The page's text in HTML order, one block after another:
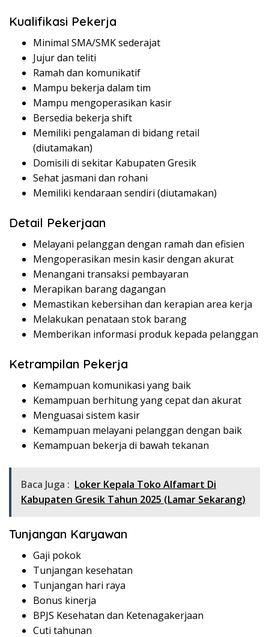
Kualifikasi Pekerja
Minimal SMA/SMK sederajat
Jujur dan teliti
Ramah dan komunikatif
Mampu bekerja dalam tim
Mampu mengoperasikan kasir
Bersedia bekerja shift
Memiliki pengalaman di bidang retail
(diutamakan)
Domisili di sekitar Kabupaten Gresik
Sehat jasmani dan rohani
Memiliki kendaraan sendiri (diutamakan)
Detail Pekerjaan
Melayani pelanggan dengan ramah dan efisien
Mengoperasikan mesin kasir dengan akurat
Menangani transaksi pembayaran
Merapikan barang dagangan
Memastikan kebersihan dan kerapian area kerja
Melakukan penataan stok barang
Memberikan informasi produk kepada pelanggan
Ketrampilan Pekerja
Kemampuan komunikasi yang baik
Kemampuan berhitung yang cepat dan akurat
Menguasai sistem kasir
Kemampuan melayani pelanggan dengan baik
Kemampuan bekerja di bawah tekanan
Baca Juga : Loker Kepala Toko Alfamart Di
Kabupaten Gresik Tahun 2025 (Lamar Sekarang)
Tunjangan Karyawan
Gaji pokok
Tunjangan kesehatan
Tunjangan hari raya
Bonus kinerja
BPJS Kesehatan dan Ketenagakerjaan
Cuti tahunan